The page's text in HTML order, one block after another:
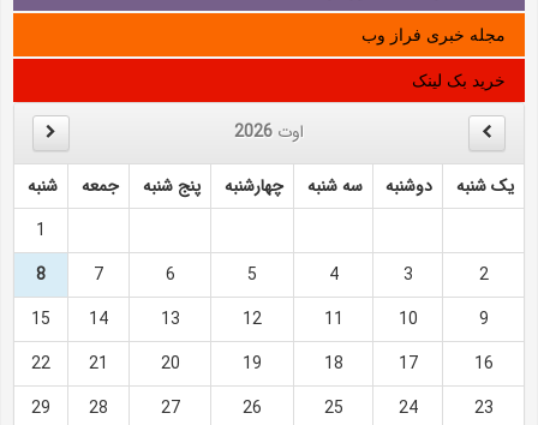
مجله خبری فراز وب
خرید بک لینک
اوت 2026
یک شنبه دوشنبه سه شنبه چهارشنبه پنج شنبه جمعه
شنبه
1
2
3
4
5
6
7
8
9
10
11
12
13
14
15
16
17
18
19
20
21
22
23
24
25
26
27
28
29